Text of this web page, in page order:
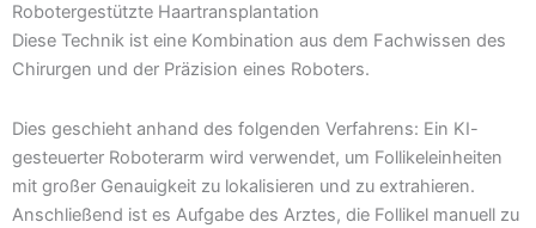
Robotergestützte Haartransplantation
Diese Technik ist eine Kombination aus dem Fachwissen des
Chirurgen und der Präzision eines Roboters.
Dies geschieht anhand des folgenden Verfahrens: Ein KI-
gesteuerter Roboterarm wird verwendet, um Follikeleinheiten
mit großer Genauigkeit zu lokalisieren und zu extrahieren.
Anschließend ist es Aufgabe des Arztes, die Follikel manuell zu